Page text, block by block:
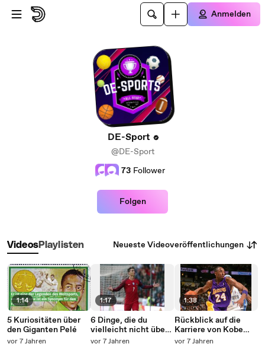
Zum Hauptinhalt springen
Anmelden
DE-Sport
@DE-Sport
73 Follower
Folgen
VideosPlaylisten Neueste Videoveröffentlichungen
1:14
5 Kuriositäten über
den Giganten Pelé
vor 7 Jahren
1:17
6 Dinge, die du
vielleicht nicht über
Cristiano Ronaldo
vor 7 Jahren
1:38
Rückblick auf die
Karriere von Kobe
Bryant
vor 7 Jahren